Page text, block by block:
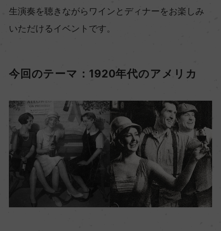
生演奏を聴きながらワインとディナーをお楽しみ
いただけるイベントです。
今回のテーマ：1920年代のアメリカ